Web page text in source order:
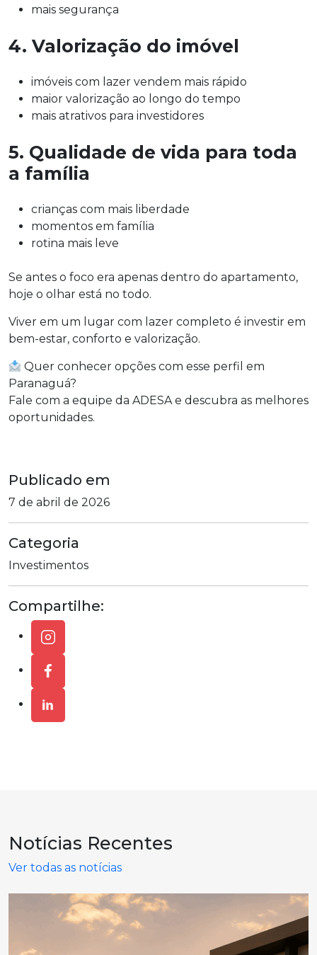
mais segurança
4. Valorização do imóvel
imóveis com lazer vendem mais rápido
maior valorização ao longo do tempo
mais atrativos para investidores
5. Qualidade de vida para toda
a família
crianças com mais liberdade
momentos em família
rotina mais leve
Se antes o foco era apenas dentro do apartamento,
hoje o olhar está no todo.
Viver em um lugar com lazer completo é investir em
bem-estar, conforto e valorização.
Quer conhecer opções com esse perfil em
Paranaguá?
Fale com a equipe da ADESA e descubra as melhores
oportunidades.
Publicado em
7 de abril de 2026
Categoria
Investimentos
Compartilhe:
Notícias Recentes
Ver todas as notícias